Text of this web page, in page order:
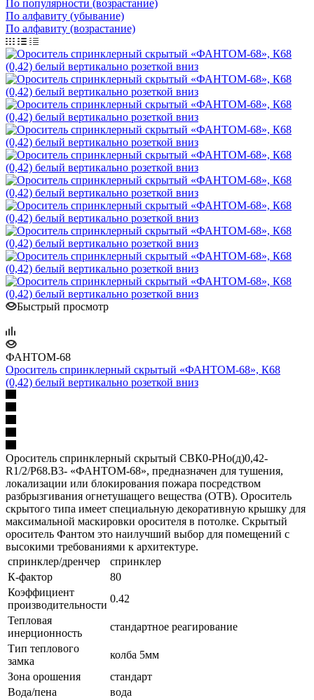
По популярности (возрастание)
По алфавиту (убывание)
По алфавиту (возрастание)
Быстрый просмотр
ФАНТОМ-68
Ороситель спринклерный скрытый «ФАНТОМ-68», К68
(0,42) белый вертикально розеткой вниз
Ороситель спринклерный скрытый CВК0-PНо(д)0,42-
R1/2/P68.В3- «ФАНТОМ-68», предназначен для тушения,
локализации или блокирования пожара посредством
разбрызгивания огнетушащего вещества (ОТВ). Ороситель
скрытого типа имеет специальную декоративную крышку для
максимальной маскировки оросителя в потолке. Скрытый
ороситель Фантом это наилучший выбор для помещений с
высокими требованиями к архитектуре.
спринклер/дренчер
спринклер
К-фактор
80
Коэффициент
производительности
0.42
Тепловая
инерционность
стандартное реагирование
Тип теплового
замка
колба 5мм
Зона орошения
стандарт
Вода/пена
вода